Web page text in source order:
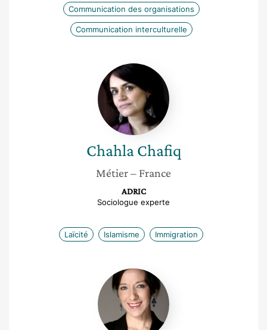
Communication des organisations
Communication interculturelle
Chahla
Chafiq
Chahla Chafiq
Métier– France
ADRIC
Sociologue experte
Laïcité Islamisme Immigration
Caroline
Couret